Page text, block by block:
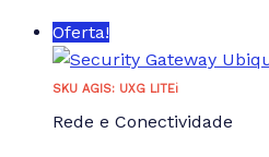
Oferta!
SKU AGIS: UXG LITEi
Rede e Conectividade